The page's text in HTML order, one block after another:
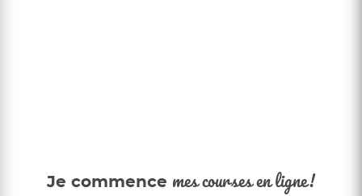
Je commence mes courses en ligne!